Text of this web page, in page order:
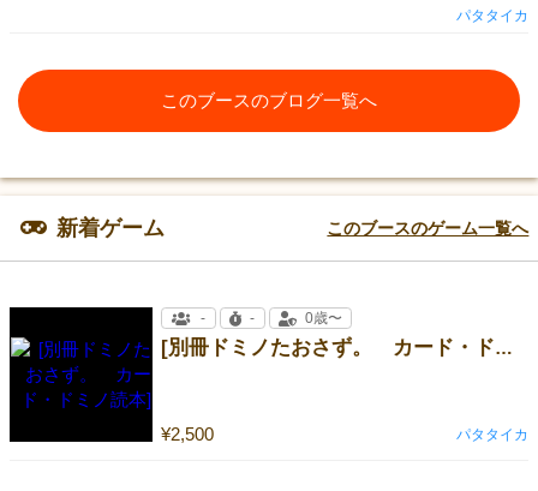
パタタイカ
このブースのブログ一覧へ
新着ゲーム このブースのゲーム一覧へ
[別冊ドミノたおさず。 カード・ドミノ読本]
¥2,500
- - 0歳〜
パタタイカ